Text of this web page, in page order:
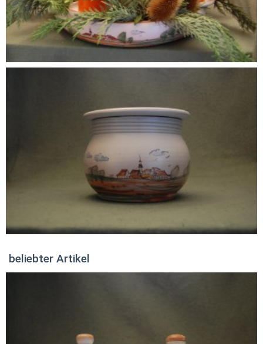
beliebter Artikel